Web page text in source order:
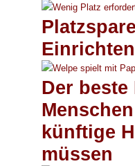
Der beste
künftige
müssen